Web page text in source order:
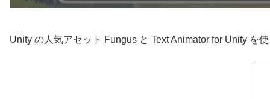
Unity の人気アセット Fungus と Text Animator for Unity を